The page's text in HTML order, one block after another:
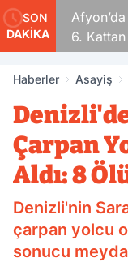
SON
DAKİKA
6. Kattan
Haberler Asayiş
Çarpan
Aldı: 8
Denizli'nin
çarpan yolcu
sonucu